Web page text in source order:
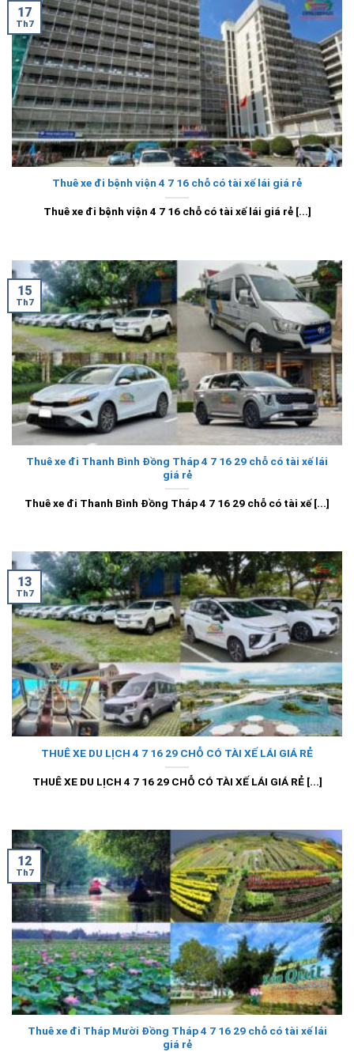
Thuê xe đi bệnh viện 4 7 16 chỗ có tài xế lái giá rẻ
Thuê xe đi bệnh viện 4 7 16 chỗ có tài xế lái giá rẻ [...]
17
Th7
Thuê xe đi Thanh Bình Đồng Tháp 4 7 16 29 chỗ có tài xế lái
giá rẻ
Thuê xe đi Thanh Bình Đồng Tháp 4 7 16 29 chỗ có tài xế [...]
15
Th7
THUÊ XE DU LỊCH 4 7 16 29 CHỖ CÓ TÀI XẾ LÁI GIÁ RẺ
THUÊ XE DU LỊCH 4 7 16 29 CHỖ CÓ TÀI XẾ LÁI GIÁ RẺ [...]
13
Th7
Thuê xe đi Tháp Mười Đồng Tháp 4 7 16 29 chỗ có tài xế lái
giá rẻ
12
Th7